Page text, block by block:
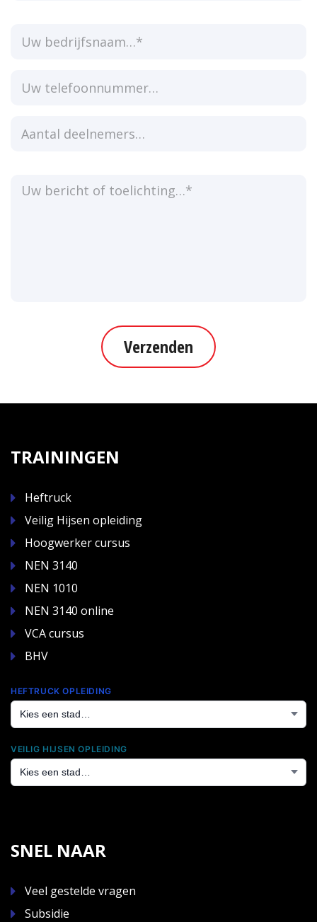
Verzenden
TRAININGEN
Heftruck
Veilig Hijsen opleiding
Hoogwerker cursus
NEN 3140
NEN 1010
NEN 3140 online
VCA cursus
BHV
HEFTRUCK OPLEIDING
VEILIG HIJSEN OPLEIDING
SNEL NAAR
Veel gestelde vragen
Subsidie